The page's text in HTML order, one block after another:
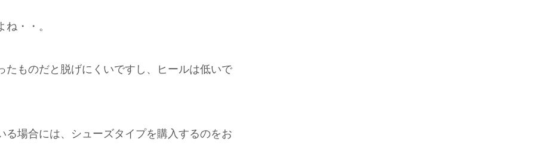
・・。
ものだと脱げにくいですし、ヒールは低いで
場合には、シューズタイプを購入するのをお